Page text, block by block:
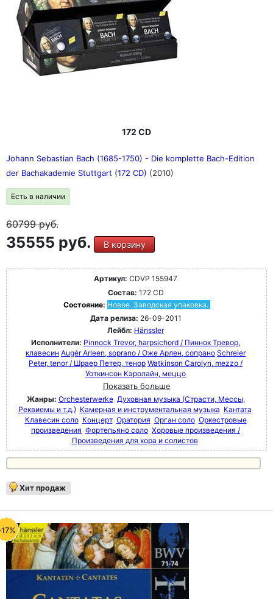
172 CD
Johann Sebastian Bach (1685-1750) - Die komplette Bach-Edition
der Bachakademie Stuttgart (172 CD) (2010)
Есть в наличии
60799руб.
35555 руб. В корзину
Артикул: CDVP 155947
Состав: 172 CD
Состояние: Новое. Заводская упаковка.
Дата релиза: 26-09-2011
Лейбл: Hänssler
Исполнители: Pinnock Trevor, harpsichord / Пиннок Тревор,
клавесин Augér Arleen, soprano / Оже Арлен, сопрано Schreier
Peter, tenor / Шраер Петер, тенор Watkinson Carolyn, mezzo /
Уоткинсон Кэролайн, меццо
Показать больше
Жанры: Orchesterwerke Духовная музыка (Страсти, Мессы,
Реквиемы и т.д.) Камерная и инструментальная музыка Кантата
Клавесин соло Концерт Оратория Орган соло Оркестровые
произведения Фортепьяно соло Хоровые произведения /
Произведения для хора и солистов
Хит продаж